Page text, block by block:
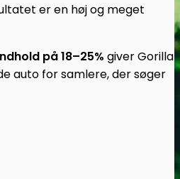
er en høj og meget
på 18–25% giver Gorilla
auto for samlere, der søger